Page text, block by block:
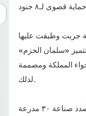
جربت وطبقت عليها
«سلمان الحزم»
المملكة ومصممة
لذلك.